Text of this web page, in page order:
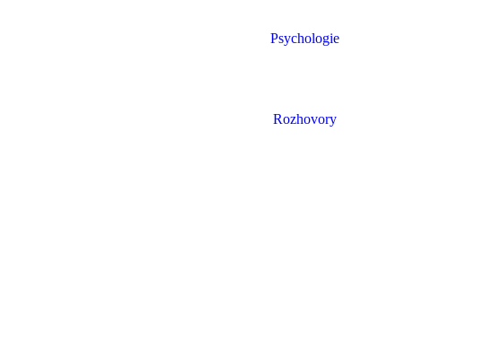
Psychologie
Rozhovory